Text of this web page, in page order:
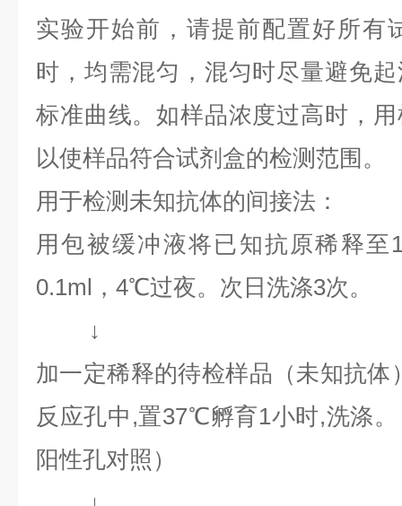
实验开始前，请提前配置好所有
时，均需混匀，混匀时尽量避免
标准曲线。如样品浓度过高时，
以使样品符合试剂盒的检测范围。
用于检测未知抗体的间接法：
用包被缓冲液将已知抗原稀释至
0.1ml，4℃过夜。次日洗涤3次。
↓
加一定稀释的待检样品（未知抗体
反应孔中,置37℃孵育1小时,洗涤
阳性孔对照）